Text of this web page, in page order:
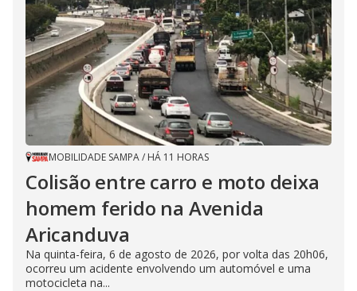
MOBILIDADE SAMPA/ HÁ 11 HORAS
Colisão entre carro e moto deixa
homem ferido na Avenida
Aricanduva
Na quinta-feira, 6 de agosto de 2026, por volta das 20h06,
ocorreu um acidente envolvendo um automóvel e uma
motocicleta na...